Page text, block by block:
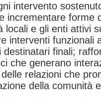
intervento
incrementare forme
locali e gli enti attivi
interventi funzionali
destinatari finali;
che generano
relazioni che
della comunità